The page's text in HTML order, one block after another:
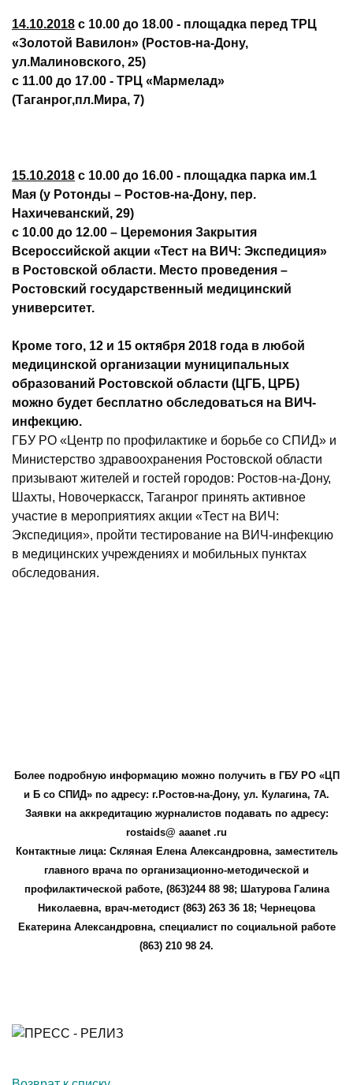
14.10.2018 с 10.00 до 18.00 - площадка перед ТРЦ
«Золотой Вавилон» (Ростов-на-Дону,
ул.Малиновского, 25)
с 11.00 до 17.00 - ТРЦ «Мармелад»
(Таганрог,пл.Мира, 7)
15.10.2018 с 10.00 до 16.00 - площадка парка им.1
Мая (у Ротонды – Ростов-на-Дону, пер.
Нахичеванский, 29)
с 10.00 до 12.00 – Церемония Закрытия
Всероссийской акции «Тест на ВИЧ: Экспедиция»
в Ростовской области. Место проведения –
Ростовский государственный медицинский
университет.
Кроме того, 12 и 15 октября 2018 года в любой
медицинской организации муниципальных
образований Ростовской области (ЦГБ, ЦРБ)
можно будет бесплатно обследоваться на ВИЧ-
инфекцию.
ГБУ РО «Центр по профилактике и борьбе со СПИД» и
Министерство здравоохранения Ростовской области
призывают жителей и гостей городов: Ростов-на-Дону,
Шахты, Новочеркасск, Таганрог принять активное
участие в мероприятиях акции «Тест на ВИЧ:
Экспедиция», пройти тестирование на ВИЧ-инфекцию
в медицинских учреждениях и мобильных пунктах
обследования.
Более подробную информацию можно получить в ГБУ РО «ЦП
и Б со СПИД» по адресу: г.Ростов-на-Дону, ул. Кулагина, 7А.
Заявки на аккредитацию журналистов подавать по адресу:
rostaids@ aaanet .ru
Контактные лица: Скляная Елена Александровна, заместитель
главного врача по организационно-методической и
профилактической работе, (863)244 88 98; Шатурова Галина
Николаевна, врач-методист (863) 263 36 18; Чернецова
Екатерина Александровна, специалист по социальной работе
(863) 210 98 24.